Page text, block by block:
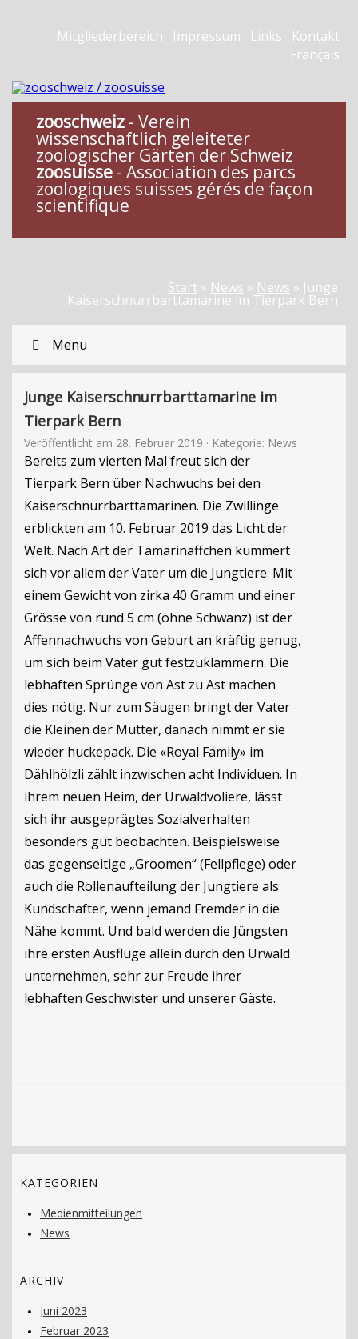
Mitgliederbereich Impressum Links
Kontakt
Français
zooschweiz - Verein
wissenschaftlich geleiteter
zoologischer Gärten der Schweiz
zoosuisse - Association des parcs
zoologiques suisses gérés de façon
scientifique
Start » News » News » Junge
Kaiserschnurrbarttamarine im Tierpark Bern
Menu
Junge Kaiserschnurrbarttamarine im
Tierpark Bern
Veröffentlicht am 28. Februar 2019 · Kategorie: News
Bereits zum vierten Mal freut sich der
Tierpark Bern über Nachwuchs bei den
Kaiserschnurrbarttamarinen. Die Zwillinge
erblickten am 10. Februar 2019 das Licht der
Welt. Nach Art der Tamarinäffchen kümmert
sich vor allem der Vater um die Jungtiere. Mit
einem Gewicht von zirka 40 Gramm und einer
Grösse von rund 5 cm (ohne Schwanz) ist der
Affennachwuchs von Geburt an kräftig genug,
um sich beim Vater gut festzuklammern. Die
lebhaften Sprünge von Ast zu Ast machen
dies nötig. Nur zum Säugen bringt der Vater
die Kleinen der Mutter, danach nimmt er sie
wieder huckepack. Die «Royal Family» im
Dählhölzli zählt inzwischen acht Individuen. In
ihrem neuen Heim, der Urwaldvoliere, lässt
sich ihr ausgeprägtes Sozialverhalten
besonders gut beobachten. Beispielsweise
das gegenseitige „Groomen“ (Fellpflege) oder
auch die Rollenaufteilung der Jungtiere als
Kundschafter, wenn jemand Fremder in die
Nähe kommt. Und bald werden die Jüngsten
ihre ersten Ausflüge allein durch den Urwald
unternehmen, sehr zur Freude ihrer
lebhaften Geschwister und unserer Gäste.
KATEGORIEN
Medienmitteilungen
News
ARCHIV
Juni 2023
Februar 2023